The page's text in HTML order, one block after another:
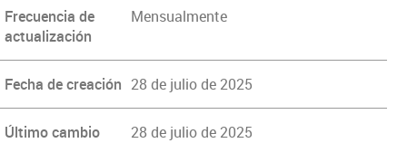
Frecuencia de
actualización
Mensualmente
Fecha de creación 28 de julio de 2025
Último cambio 28 de julio de 2025